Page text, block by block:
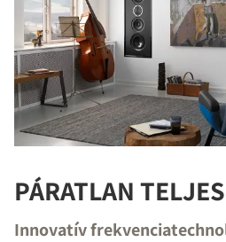
PÁRATLAN
Innovatív